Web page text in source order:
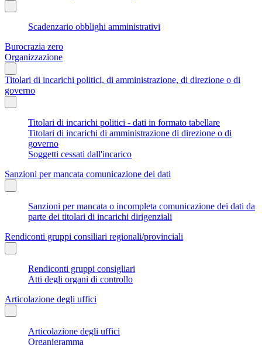
Scadenzario obblighi amministrativi
Burocrazia zero
Organizzazione
Titolari di incarichi politici, di amministrazione, di direzione o di
governo
Titolari di incarichi politici - dati in formato tabellare
Titolari di incarichi di amministrazione di direzione o di
governo
Soggetti cessati dall'incarico
Sanzioni per mancata comunicazione dei dati
Sanzioni per mancata o incompleta comunicazione dei dati da
parte dei titolari di incarichi dirigenziali
Rendiconti gruppi consiliari regionali/provinciali
Rendiconti gruppi consigliari
Atti degli organi di controllo
Articolazione degli uffici
Articolazione degli uffici
Organigramma